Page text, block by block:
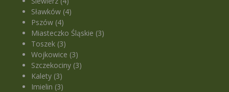
Sławków (4)
Pszów (4)
Miasteczko Śląskie (3)
Toszek (3)
Wojkowice (3)
Szczekociny (3)
Kalety (3)
Imielin (3)